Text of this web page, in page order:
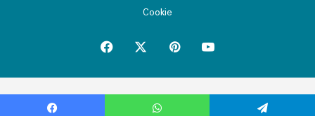
Cookie
Facebook PinterestYouTube